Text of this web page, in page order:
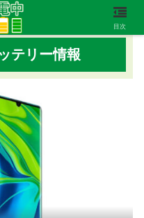
テリー情報
目次